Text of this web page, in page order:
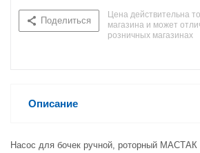
Поделиться
Цена действительна
магазина и может
розничных магазинах
Описание
Насос для бочек ручной, роторный МАСТАК